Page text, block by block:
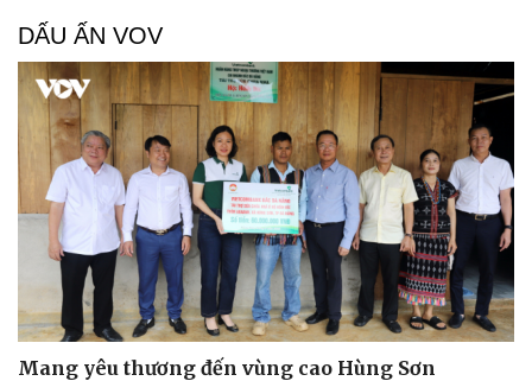
DẤU ẤN VOV
Mang yêu thương đến vùng cao Hùng Sơn